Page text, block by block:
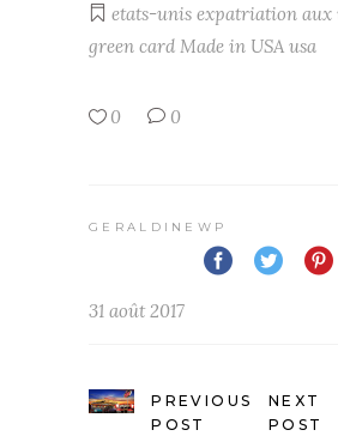
etats-unis expatriation aux
green card Made in USA usa
0 0
GERALDINEWP
31 août 2017
PREVIOUS
POST
NEXT
POST